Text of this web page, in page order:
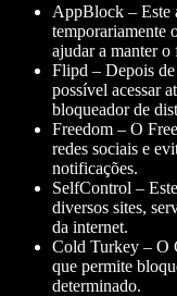
AppBlock – Este
temporariamente
ajudar a manter o
Flipd – Depois
possível acessar
bloqueador de
Freedom – O
redes sociais e
notificações.
SelfControl –
diversos sites,
da internet.
Cold Turkey – O
que permite
determinado.